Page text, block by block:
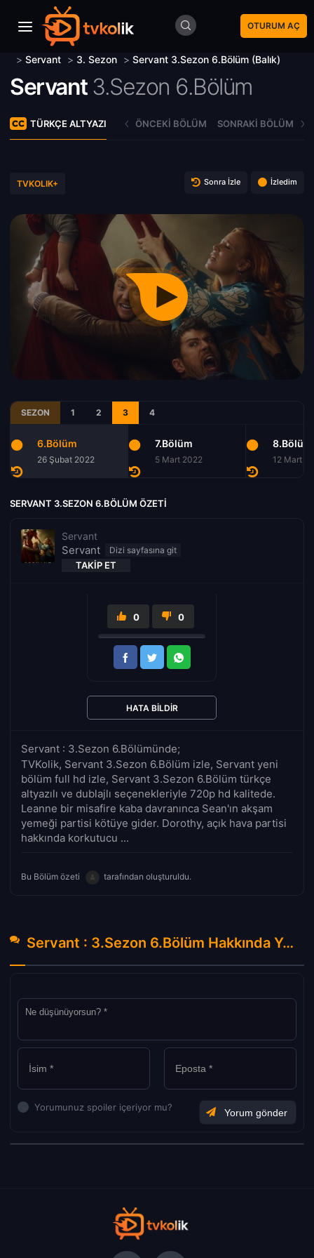
OTURUM AÇ
> Servant > 3. Sezon > Servant 3.Sezon 6.Bölüm (Balık)
Servant 3.Sezon 6.Bölüm
TÜRKÇE ALTYAZI ÖNCEKI BÖLÜM SONRAKI BÖLÜM
TVKOLIK+ Sonra İzle İzledim
SEZON 1 2 3 4
6.Bölüm
26 Şubat 2022
7.Bölüm
5 Mart 2022
8.Bölüm
12 Mart
SERVANT 3.SEZON 6.BÖLÜM ÖZETI
Servant
Servant
TAKIP ET
Servant : 3.Sezon 6.Bölümünde;
TVKolik, Servant 3.Sezon 6.Bölüm izle, Servant yeni
bölüm full hd izle, Servant 3.Sezon 6.Bölüm türkçe
altyazılı ve dublajlı seçenekleriyle 720p hd kalitede.
Leanne bir misafire kaba davranınca Sean'ın akşam
yemeği partisi kötüye gider. Dorothy, açık hava partisi
hakkında korkutucu ...
Bu Bölüm özeti tarafından oluşturuldu.
0 0
HATA BILDIR
Servant : 3.Sezon 6.Bölüm Hakkında Yorumlar
Yorumunuz spoiler içeriyor mu?